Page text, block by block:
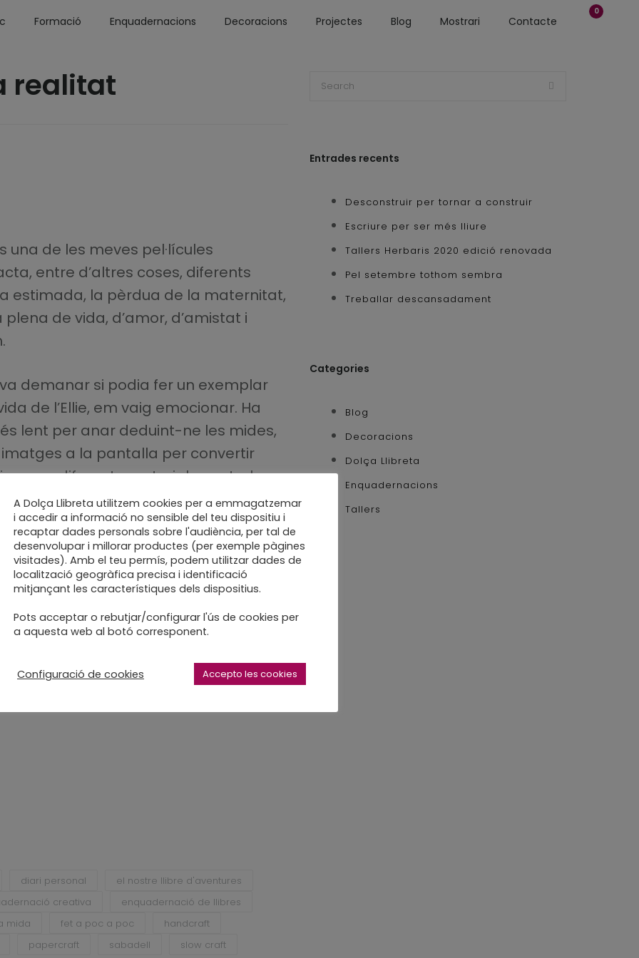
0
Formació Enquadernacions Decoracions Projectes Blog Mostrari Contacte
realitat
de les meves pel·lícules
entre d’altres coses, diferents
estimada, la pèrdua de la maternitat,
de vida, d’amor, d’amistat i
demanar si podia fer un exemplar
de l’Ellie, em vaig emocionar. Ha
lent per anar deduint-ne les mides,
a la pantalla per convertir
provar diferents materials per trobar
el paper de les guardes….. La
al seu gust. I ha estat la primera
original.
diari personal
el nostre llibre d'aventures
creativa
enquadernació de llibres
mida fet a poc a poc
handcraft
papercraft sabadell slow craft
Entrades recents
Desconstruir per tornar a construir
Escriure per ser més lliure
Tallers Herbaris 2020 edició renovada
Pel setembre tothom sembra
Treballar descansadament
Categories
Blog
Decoracions
Dolça Llibreta
Enquadernacions
Tallers
A Dolça Llibreta utilitzem cookies per a emmagatzemar
i accedir a informació no sensible del teu dispositiu i
recaptar dades personals sobre l'audiència, per tal de
desenvolupar i millorar productes (per exemple pàgines
visitades). Amb el teu permís, podem utilitzar dades de
localització geogràfica precisa i identificació
mitjançant les característiques dels dispositius.
Pots acceptar o rebutjar/configurar l'ús de cookies per
a aquesta web al botó corresponent.
Configuració de cookies Accepto les cookies